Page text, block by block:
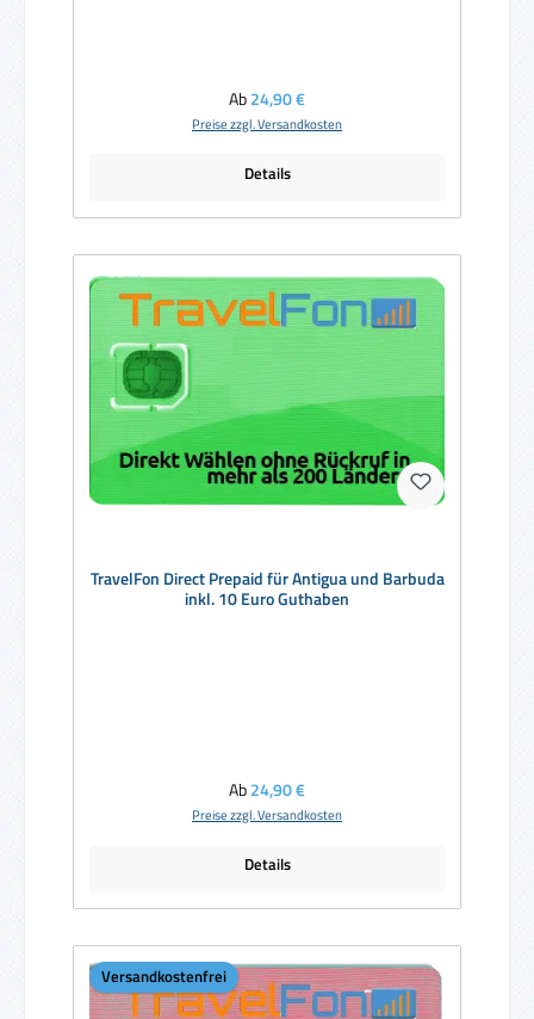
Regulärer Preis:
Ab24,90 €
Preise zzgl. Versandkosten
Details
TravelFon Direct Prepaid für Antigua und Barbuda
inkl. 10 Euro Guthaben
Regulärer Preis:
Ab24,90 €
Preise zzgl. Versandkosten
Details
Versandkostenfrei